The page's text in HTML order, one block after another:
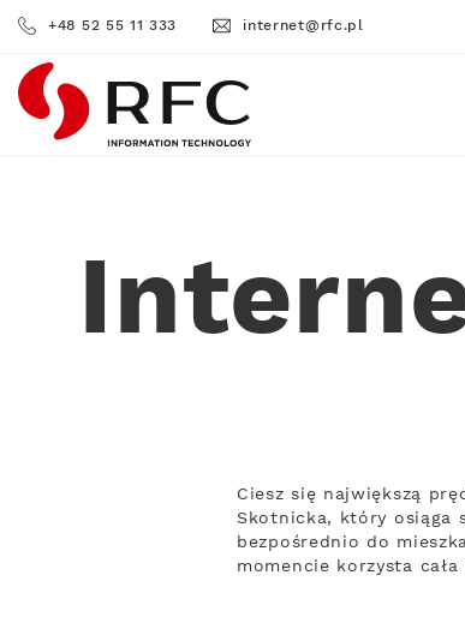
+48 52 55 11 333 internet@rfc.pl
RFC
Ciesz się największą
Skotnicka, który osiąga
bezpośrednio do
momencie korzysta